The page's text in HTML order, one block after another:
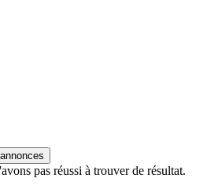
pas réussi à trouver de résultat.